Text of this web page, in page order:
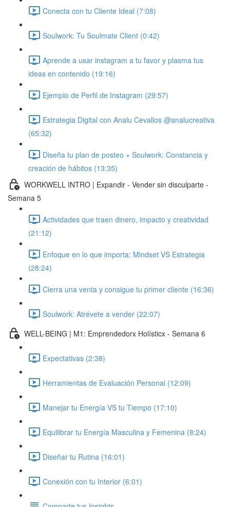
Conecta con tu Cliente Ideal (7:08)
Soulwork: Tu Soulmate Client (0:42)
Aprende a usar instagram a tu favor y plasma tus
ideas en contenido (19:16)
Ejemplo de Perfil de Instagram (29:57)
Estrategia Digital con Analu Cevallos @analucreativa
(65:32)
Diseña tu plan de posteo + Soulwork: Constancia y
creación de hábitos (13:35)
WORKWELL INTRO | Expandir - Vender sin disculparte -
Semana 5
Actividades que traen dinero, impacto y creatividad
(21:12)
Enfoque en lo que importa: Mindset VS Estrategia
(28:24)
Cierra una venta y consigue tu primer cliente (16:36)
Soulwork: Atrévete a vender (22:07)
WELL-BEING | M1: Emprendedorx Holísticx - Semana 6
Expectativas (2:38)
Herramientas de Evaluación Personal (12:09)
Manejar tu Energía VS tu Tiempo (17:10)
Equilibrar tu Energía Masculina y Femenina (8:24)
Diseñar tu Rutina (16:01)
Conexión con tu Interior (6:01)